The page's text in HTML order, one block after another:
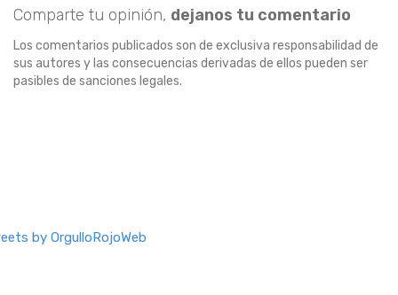
Comparte tu opinión, dejanos tu comentario
Los comentarios publicados son de exclusiva responsabilidad de
sus autores y las consecuencias derivadas de ellos pueden ser
pasibles de sanciones legales.
by OrgulloRojoWeb